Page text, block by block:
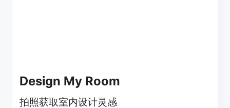
Design My Room
拍照获取室内设计灵感